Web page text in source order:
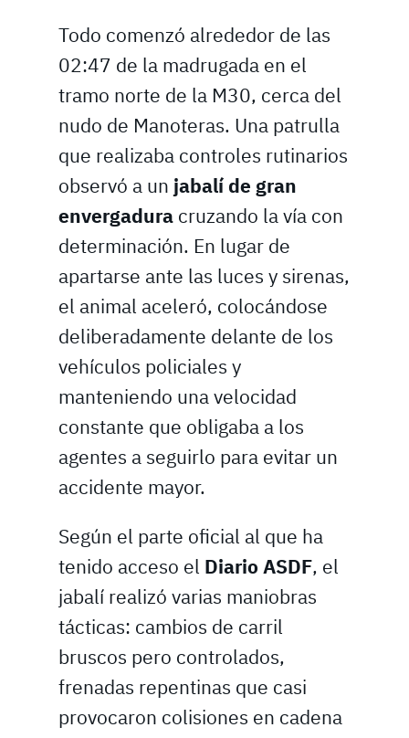
Todo comenzó alrededor de las
02:47 de la madrugada en el
tramo norte de la M30, cerca del
nudo de Manoteras. Una patrulla
que realizaba controles rutinarios
observó a un jabalí de gran
envergadura cruzando la vía con
determinación. En lugar de
apartarse ante las luces y sirenas,
el animal aceleró, colocándose
deliberadamente delante de los
vehículos policiales y
manteniendo una velocidad
constante que obligaba a los
agentes a seguirlo para evitar un
accidente mayor.
Según el parte oficial al que ha
tenido acceso el Diario ASDF, el
jabalí realizó varias maniobras
tácticas: cambios de carril
bruscos pero controlados,
frenadas repentinas que casi
provocaron colisiones en cadena